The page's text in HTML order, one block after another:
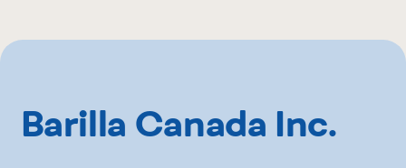
Maxi
Barilla Canada Inc.